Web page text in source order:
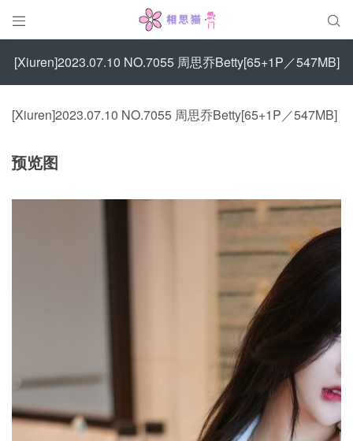
 
[Xiuren]2023.07.10 NO.7055 周思乔Betty[65+1P／547MB]
[Xiuren]2023.07.10 NO.7055 周思乔Betty[65+1P／547MB]
预览图